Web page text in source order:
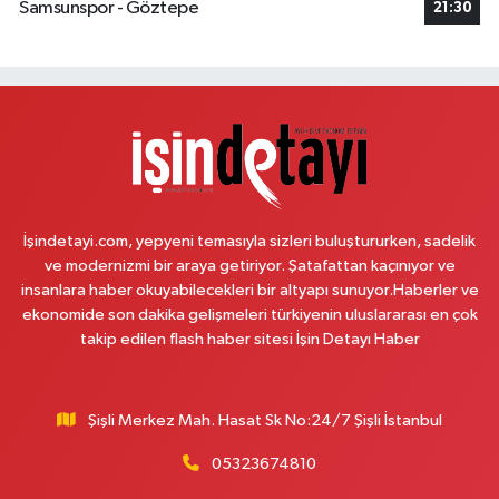
Pamuk Eczanesi
0 (216) 484 00 08 Yol Tarifi Al
Zübeyde Hanım Mahallesi 1280. Sokak No:10 ESKİ KARAKOL YAKINI -
ESKİ PTT YANI ZÜBEYDE HANIM AİLE SAĞLIĞI MERKEZİ KARŞISI
0 (212) 419 24 18 Yol Tarifi Al
Pera Eczanesi
KAPIDAN AŞAĞI YOLDA
Samsunspor - Göztepe
21:30
İşindetayi.com, yepyeni temasıyla sizleri buluştururken, sadelik
ve modernizmi bir araya getiriyor. Şatafattan kaçınıyor ve
insanlara haber okuyabilecekleri bir altyapı sunuyor.Haberler ve
ekonomide son dakika gelişmeleri türkiyenin uluslararası en çok
takip edilen flash haber sitesi İşin Detayı Haber
Şişli Merkez Mah. Hasat Sk No:24/7 Şişli İstanbul
05323674810